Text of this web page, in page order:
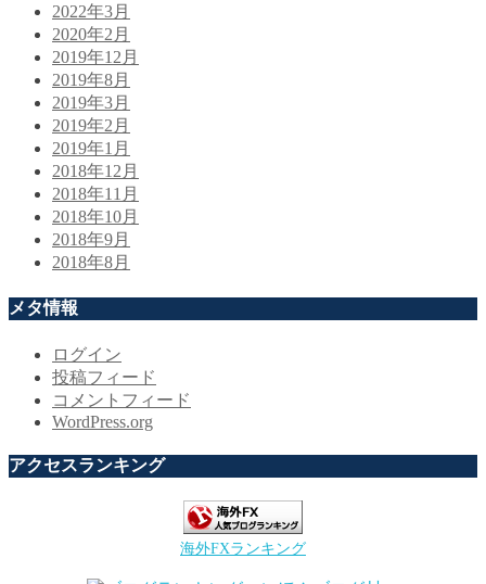
2022年3月
2020年2月
2019年12月
2019年8月
2019年3月
2019年2月
2019年1月
2018年12月
2018年11月
2018年10月
2018年9月
2018年8月
メタ情報
ログイン
投稿フィード
コメントフィード
WordPress.org
アクセスランキング
海外FXランキング